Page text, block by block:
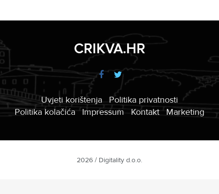
CRIKVA.HR
Uvjeti korištenja
Politika privatnosti
Politika kolačića
Impressum Kontakt Marketing
2026 / Digitality d.o.o.